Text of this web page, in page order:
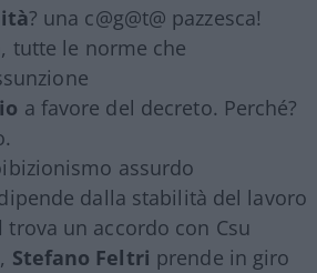
? una c@g@t@ pazzesca!
tutte le norme che
a favore del decreto. Perché?
assurdo
dalla stabilità del lavoro
trova un accordo con Csu
Stefano Feltri prende in giro